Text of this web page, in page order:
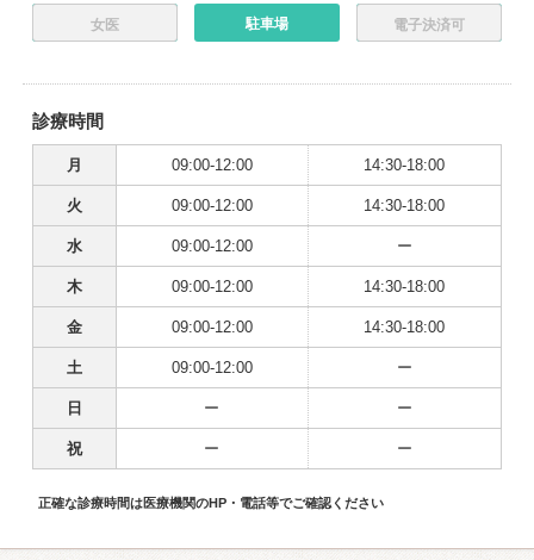
女医 駐車場 電子決済可
診療時間
月 09:00-12:00 14:30-18:00
火 09:00-12:00 14:30-18:00
水 09:00-12:00 ー
木 09:00-12:00 14:30-18:00
金 09:00-12:00 14:30-18:00
土 09:00-12:00 ー
日 ー ー
祝 ー ー
正確な診療時間は医療機関のHP・電話等でご確認ください